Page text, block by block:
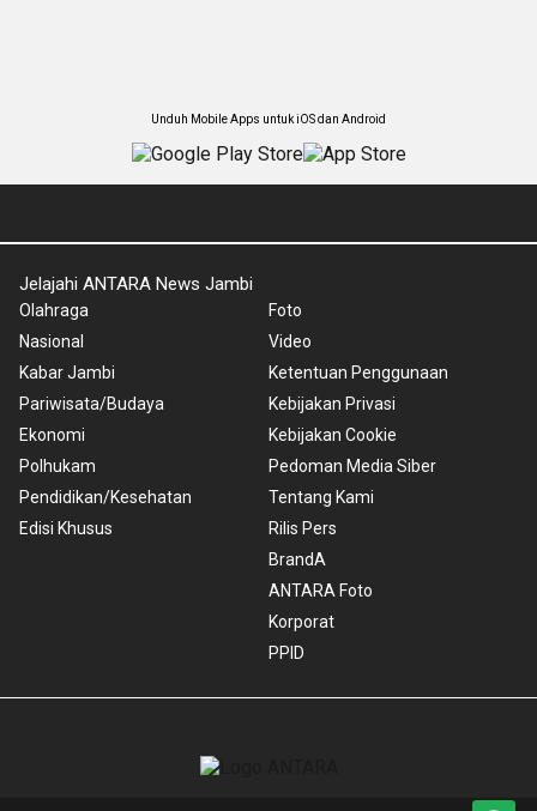
Unduh Mobile Apps untuk iOS dan Android
Jelajahi ANTARA News Jambi
Olahraga
Nasional
Kabar Jambi
Pariwisata/Budaya
Ekonomi
Polhukam
Pendidikan/Kesehatan
Edisi Khusus
Foto
Video
Ketentuan Penggunaan
Kebijakan Privasi
Kebijakan Cookie
Pedoman Media Siber
Tentang Kami
Rilis Pers
BrandA
ANTARA Foto
Korporat
PPID